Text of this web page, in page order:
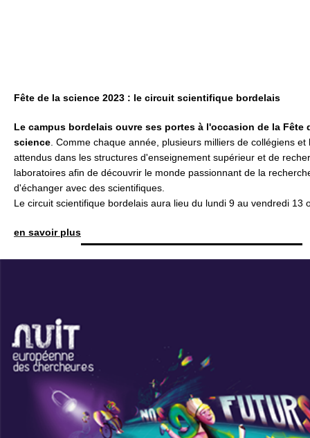
Fête de la science 2023 : le circuit scientifique bordelais
Le campus bordelais ouvre ses portes à l'occasion de la Fête
science . Comme chaque année, plusieurs milliers de collégiens et
attendus dans les structures d'enseignement supérieur et de
laboratoires afin de découvrir le monde passionnant de la
d'échanger avec des scientifiques.
Le circuit scientifique bordelais aura lieu du lundi 9 au vendredi 13
en savoir plus